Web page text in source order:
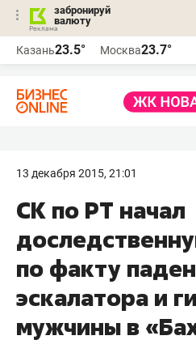
забронируй
валюту
Казань23.5° Москва23.7°
13 декабря 2015, 21:01
СК по РТ начал
по факту
эскалатора и
мужчины в